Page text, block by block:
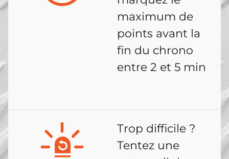
maximum de
points avant la
fin du chrono
entre 2 et 5 min
Trop difficile ?
Tentez une